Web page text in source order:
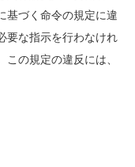
基づく命令の規定に違
要な指示を行わなけれ
の規定の違反には、